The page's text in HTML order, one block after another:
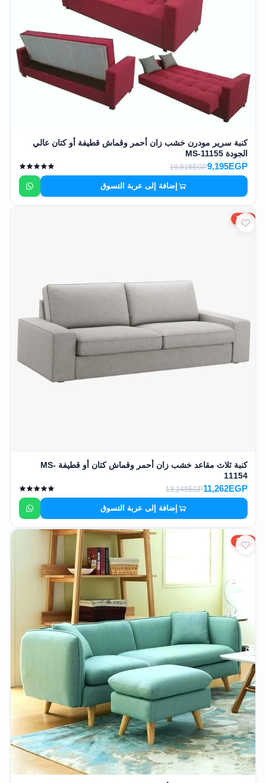
كنبة سرير مودرن خشب زان أحمر وقماش قطيفة أو كتان عالي
الجودة MS-11155
9,195EGP
10,818EGP
إضافة إلى عربة التسوق
15%
كنبة ثلاث مقاعد خشب زان أحمر وقماش كتان أو قطيفة MS-
11154
11,262EGP
13,249EGP
إضافة إلى عربة التسوق
15%